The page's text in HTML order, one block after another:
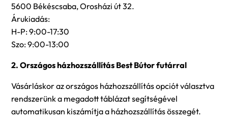
5600 Békéscsaba, Orosházi út 32.
Árukiadás:
H-P: 9:00-17:30
Szo: 9:00-13:00
2. Országos házhozszállítás Best Bútor futárral
Vásárláskor az országos házhozszállítás opciót választva
rendszerünk a megadott táblázat segítségével
automatikusan kiszámítja a házhozszállítás összegét.